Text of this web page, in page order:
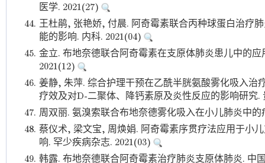
医学. 2021(27)
44. 王杜鹃, 张艳娇, 付晨. 阿奇霉素联合丙种球蛋白治疗
能的影响. 内科. 2021(04)
45. 金立. 布地奈德联合阿奇霉素在支原体肺炎患儿中的
2021(12)
46. 姜静, 朱萍. 综合护理干预在乙酰半胱氨酸雾化吸入治
疗效及对D-二聚体、降钙素原及炎性反应的影响研究.
47. 周双丽. 氨溴索联合布地奈德雾化吸入在小儿肺炎中
48. 蔡仪术, 梁文宝, 周焕娟. 阿奇霉素序贯疗法应用于小
响. 罕少疾病杂志. 2021(03)
49. 韩露. 布地奈德联合阿奇霉素治疗肺炎支原体肺炎. 中